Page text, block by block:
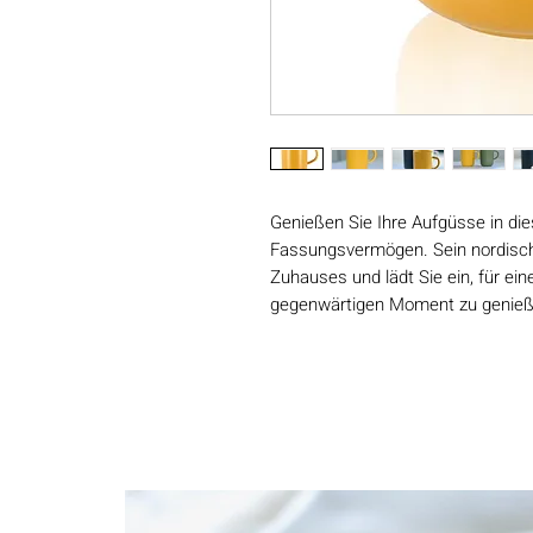
Genießen Sie Ihre Aufgüsse in
Fassungsvermögen. Sein
Zuhauses und lädt Sie ein, für
gegenwärtigen Moment zu
Dieser aus Steinzeug gefertigte
Wärmeverteilung während des